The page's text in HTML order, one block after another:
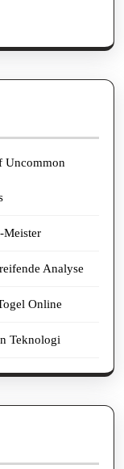
Uncommon
Meister
Analyse
Online
Teknologi